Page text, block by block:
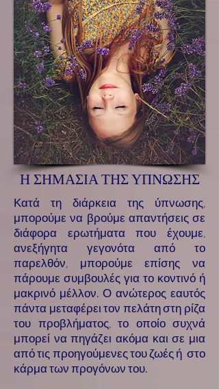
Η ΣΗΜΑΣΙΑ ΤΗΣ ΥΠΝΩΣΗΣ
Κατά τη διάρκεια της ύπνωσης,
μπορούμε να βρούμε απαντήσεις σε
διάφορα ερωτήματα που έχουμε,
ανεξήγητα γεγονότα από το
παρελθόν, μπορούμε επίσης να
πάρουμε συμβουλές για το κοντινό ή
μακρινό μέλλον. Ο ανώτερος εαυτός
πάντα μεταφέρει τον πελάτη στη ρίζα
του προβλήματος, το οποίο συχνά
μπορεί να πηγάζει ακόμα και σε μια
από τις προηγούμενες του ζωές ή στο
κάρμα των προγόνων του.